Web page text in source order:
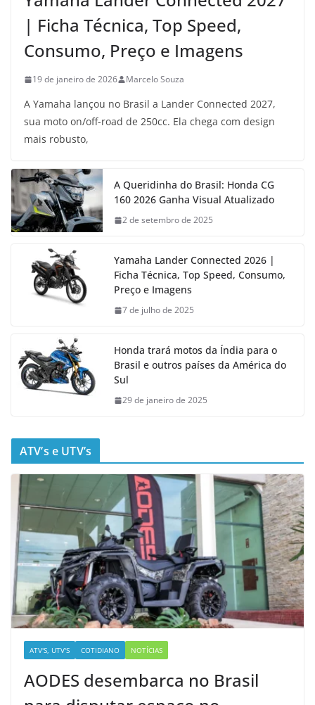
| Ficha Técnica, Top Speed,
Consumo, Preço e Imagens
19 de janeiro de 2026 Marcelo Souza
A Yamaha lançou no Brasil a Lander Connected 2027,
sua moto on/off-road de 250cc. Ela chega com design
mais robusto,
A Queridinha do Brasil: Honda CG
160 2026 Ganha Visual Atualizado
2 de setembro de 2025
Yamaha Lander Connected 2026 |
Ficha Técnica, Top Speed, Consumo,
Preço e Imagens
7 de julho de 2025
Honda trará motos da Índia para o
Brasil e outros países da América do
Sul
29 de janeiro de 2025
ATV’s e UTV’s
ATV'S, UTV'S COTIDIANO NOTÍCIAS
AODES desembarca no Brasil